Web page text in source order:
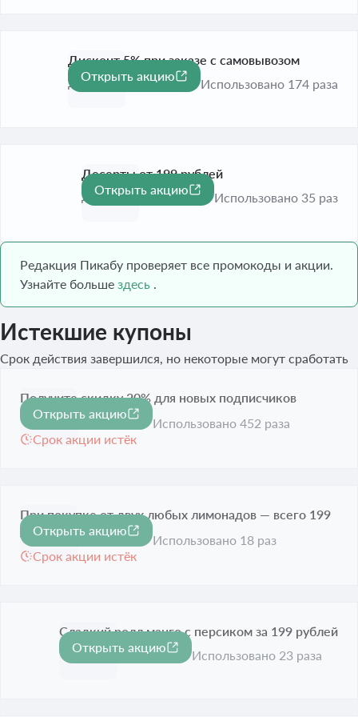
-5%
Дисконт 5% при заказе с самовывозом
До 31 авг. 2026
Открыть акцию
Использовано 174 раза
Десерты от 199 рублей
До 31 авг. 2026
Открыть акцию
Использовано 35 раз
Редакция Пикабу проверяет все промокоды и акции.
Узнайте больше здесь .
Истекшие купоны
Срок действия завершился, но некоторые могут сработать
-20%
Получите скидку 20% для новых подписчиков
канала Мах
Срок акции истёк
Открыть акцию
Использовано 452 раза
При покупке от двух любых лимонадов — всего 199
₽ за каждый
Срок акции истёк
Открыть акцию
Использовано 18 раз
Сладкий ролл манго с персиком за 199 рублей
Срок акции истёк
Открыть акцию
Использовано 23 раза